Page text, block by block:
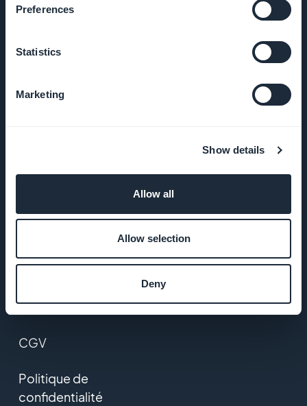
Preferences
Statistics
Marketing
Show details
Allow all
Allow selection
Deny
Startup
Emplois
Presse
CGV
Politique de
confidentialité